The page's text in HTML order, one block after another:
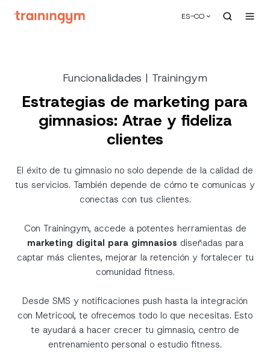
ES-CO
Funcionalidades | Trainingym
Estrategias de marketing para
gimnasios: Atrae y fideliza
clientes
El éxito de tu gimnasio no solo depende de la calidad de
tus servicios. También depende de cómo te comunicas y
conectas con tus clientes.
Con Trainingym, accede a potentes herramientas de
marketing digital para gimnasios diseñadas para
captar más clientes, mejorar la retención y fortalecer tu
comunidad fitness.
Desde SMS y notificaciones push hasta la integración
con Metricool, te ofrecemos todo lo que necesitas. Esto
te ayudará a hacer crecer tu gimnasio, centro de
entrenamiento personal o estudio fitness.